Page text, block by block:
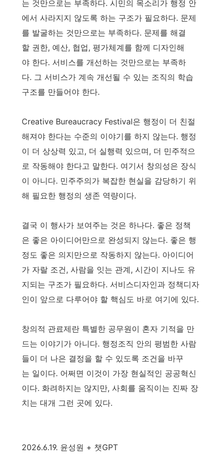
는 것만으로는 부족하다. 시민의 목소리가 행정 안
에서 사라지지 않도록 하는 구조가 필요하다. 문제
를 발굴하는 것만으로는 부족하다. 문제를 해결
할 권한, 예산, 협업, 평가체계를 함께 디자인해
야 한다. 서비스를 개선하는 것만으로는 부족하
다. 그 서비스가 계속 개선될 수 있는 조직의 학습
구조를 만들어야 한다.
Creative Bureaucracy Festival은 행정이 더 친절
해져야 한다는 수준의 이야기를 하지 않는다. 행정
이 더 상상력 있고, 더 실행력 있으며, 더 민주적으
로 작동해야 한다고 말한다. 여기서 창의성은 장식
이 아니다. 민주주의가 복잡한 현실을 감당하기 위
해 필요한 행정의 생존 역량이다.
결국 이 행사가 보여주는 것은 하나다. 좋은 정책
은 좋은 아이디어만으로 완성되지 않는다. 좋은 행
정도 좋은 의지만으로 작동하지 않는다. 아이디어
가 자랄 조건, 사람을 잇는 관계, 시간이 지나도 유
지되는 구조가 필요하다. 서비스디자인과 정책디자
인이 앞으로 다루어야 할 핵심도 바로 여기에 있다.
창의적 관료제란 특별한 공무원이 혼자 기적을 만
드는 이야기가 아니다. 행정조직 안의 평범한 사람
들이 더 나은 결정을 할 수 있도록 조건을 바꾸
는 일이다. 어쩌면 이것이 가장 현실적인 공공혁신
이다. 화려하지는 않지만, 사회를 움직이는 진짜 장
치는 대개 그런 곳에 있다.
2026.6.19. 윤성원 + 챗GPT